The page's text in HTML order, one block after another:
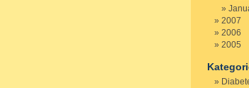
2007
2006
2005